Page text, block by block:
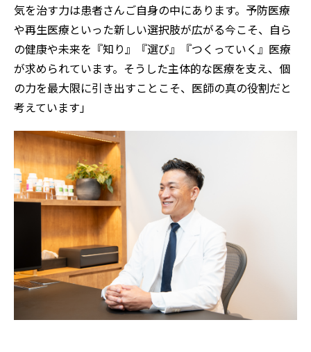
気を治す力は患者さんご自身の中にあります。予防医療
や再生医療といった新しい選択肢が広がる今こそ、自ら
の健康や未来を『知り』『選び』『つくっていく』医療
が求められています。そうした主体的な医療を支え、個
の力を最大限に引き出すことこそ、医師の真の役割だと
考えています」